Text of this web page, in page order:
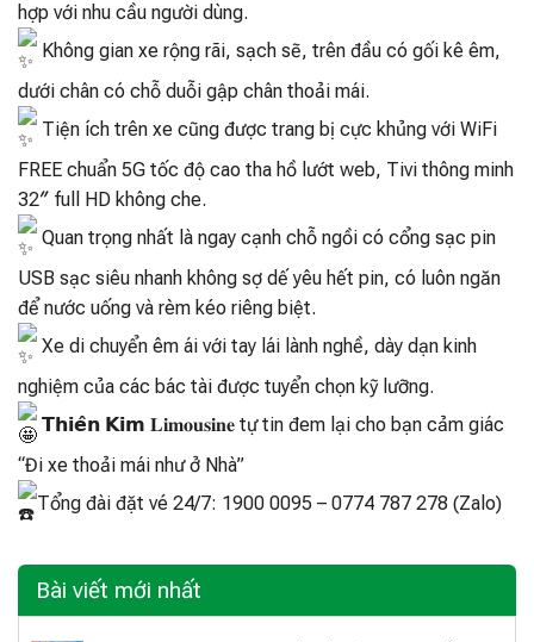
hợp với nhu cầu người dùng.
Không gian xe rộng rãi, sạch sẽ, trên đầu có gối kê êm,
dưới chân có chỗ duỗi gập chân thoải mái.
Tiện ích trên xe cũng được trang bị cực khủng với WiFi
FREE chuẩn 5G tốc độ cao tha hồ lướt web, Tivi thông minh
32″ full HD không che.
Quan trọng nhất là ngay cạnh chỗ ngồi có cổng sạc pin
USB sạc siêu nhanh không sợ dế yêu hết pin, có luôn ngăn
để nước uống và rèm kéo riêng biệt.
Xe di chuyển êm ái với tay lái lành nghề, dày dạn kinh
nghiệm của các bác tài được tuyển chọn kỹ lưỡng.
𝗧𝗵𝗶𝗲̂𝗻 𝗞𝗶𝗺 𝐋𝐢𝐦𝐨𝐮𝐬𝐢𝐧𝐞 tự tin đem lại cho bạn cảm giác
“Đi xe thoải mái như ở Nhà”
Tổng đài đặt vé 24/7: 1900 0095 – 0774 787 278 (Zalo)
Bài viết mới nhất